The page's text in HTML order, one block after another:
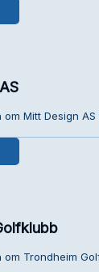
Mitt Design
om Trondheim